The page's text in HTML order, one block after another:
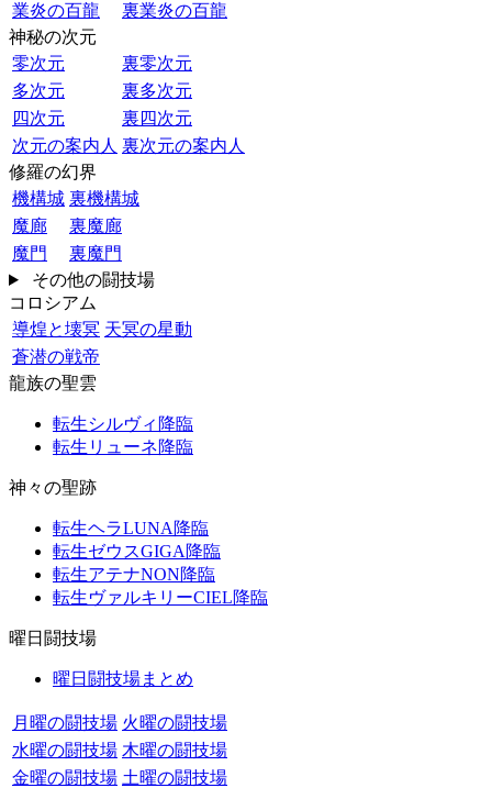
業炎の百龍
裏業炎の百龍
神秘の次元
零次元
裏零次元
多次元
裏多次元
四次元
裏四次元
次元の案内人 裏次元の案内人
修羅の幻界
機構城 裏機構城
魔廊
裏魔廊
魔門
裏魔門
その他の闘技場
コロシアム
導煌と壊冥 天冥の星動
蒼潜の戦帝
龍族の聖雲
転生シルヴィ降臨
転生リューネ降臨
神々の聖跡
転生ヘラLUNA降臨
転生ゼウスGIGA降臨
転生アテナNON降臨
転生ヴァルキリーCIEL降臨
曜日闘技場
曜日闘技場まとめ
月曜の闘技場 火曜の闘技場
水曜の闘技場 木曜の闘技場
金曜の闘技場 土曜の闘技場